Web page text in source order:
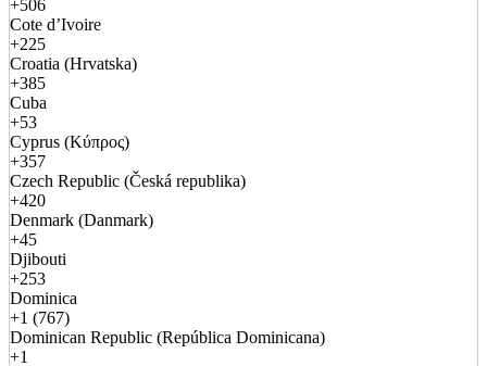
+506
Cote d’Ivoire
+225
Croatia (Hrvatska)
+385
Cuba
+53
Cyprus (Κύπρος)
+357
Czech Republic (Česká republika)
+420
Denmark (Danmark)
+45
Djibouti
+253
Dominica
+1 (767)
Dominican Republic (República Dominicana)
+1